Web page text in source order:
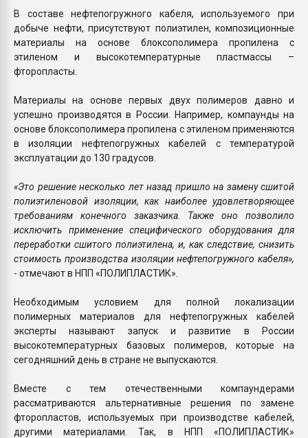
В составе нефтепогружного кабеля, используемого при
добыче нефти, присутствуют полиэтилен, композиционные
материалы на основе блоксополимера пропилена с
этиленом и высокотемпературные пластмассы –
фторопласты.
Материалы на основе первых двух полимеров давно и
успешно производятся в России. Например, компаунды на
основе блоксополимера пропилена с этиленом применяются
в изоляции нефтепогружных кабелей с температурой
эксплуатации до 130 градусов.
«Это решение несколько лет назад пришло на замену сшитой
полиэтиленовой изоляции, как наиболее удовлетворяющее
требованиям конечного заказчика. Также оно позволило
исключить применение специфического оборудования для
переработки сшитого полиэтилена, и, как следствие, снизить
стоимость производства изоляции нефтепогружного кабеля»,
- отмечают в НПП «ПОЛИПЛАСТИК».
Необходимым условием для полной локализации
полимерных материалов для нефтепогружных кабелей
эксперты называют запуск и развитие в России
высокотемпературных базовых полимеров, которые на
сегодняшний день в стране не выпускаются.
Вместе с тем отечественными компаундерами
рассматриваются альтернативные решения по замене
фторопластов, используемых при производстве кабелей,
другими материалами. Так, в НПП «ПОЛИПЛАСТИК»